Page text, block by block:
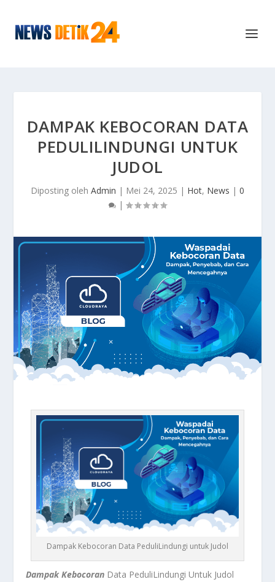
DAMPAK KEBOCORAN DATA
PEDULILINDUNGI UNTUK
JUDOL
Diposting oleh Admin | Mei 24, 2025 | Hot, News | 0
|
Dampak Kebocoran Data PeduliLindungi untuk Judol
Dampak Kebocoran Data PeduliLindungi Untuk Judol